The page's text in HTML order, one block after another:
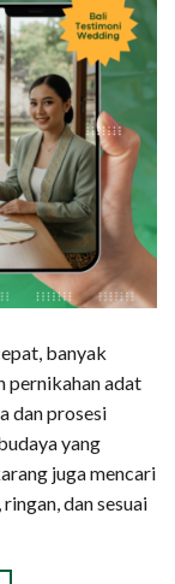
banyak
pernikahan adat
dan prosesi
yang
juga mencari
dan sesuai